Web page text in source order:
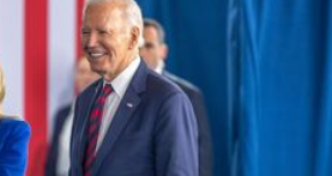
"агрессивном" раке
на это должного внимания
в Карпатах